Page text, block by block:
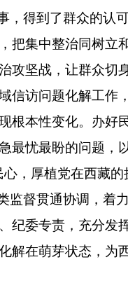
，得到了群众的认
把集中整治同树立
坚战，让群众切
信访问题化解工作
根本性变化。 办好
最忧最盼的问题，
，厚植党在西藏的
监督贯通协调，着
纪委专责，充分发
解在萌芽状态，为